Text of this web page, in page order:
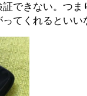
できない。つ
てくれるといい